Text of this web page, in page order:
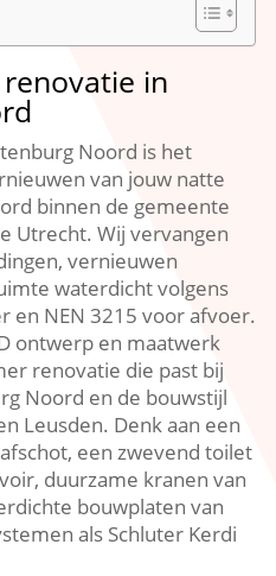
in
Noord is het
van jouw natte
binnen de gemeente
Utrecht.​ Wij vervangen
vernieuwen
waterdicht volgens
en NEN 3215 voor afvoer.​
ontwerp en maatwerk
renovatie die past bij
Noord en de bouwstijl
Leusden.​ Denk aan een
een zwevend toilet
duurzame kranen van
bouwplaten van
als Schluter Kerdi